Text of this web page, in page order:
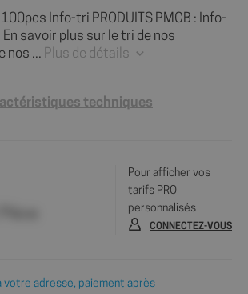
Info-tri PRODUITS PMCB : Info-
En savoir plus sur le tri de nos
nos ... Plus de détails
techniques
Pour afficher vos
tarifs PRO
personnalisés
CONNECTEZ-VOUS
votre adresse, paiement après